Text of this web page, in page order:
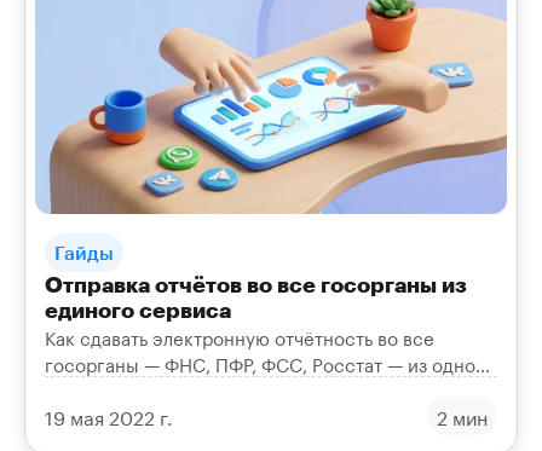
Гайды
Отправка отчётов во все госорганы из
единого сервиса
Как сдавать электронную отчётность во все
госорганы — ФНС, ПФР, ФСС, Росстат — из одного
рутины.
19 мая 2022 г. 2 мин